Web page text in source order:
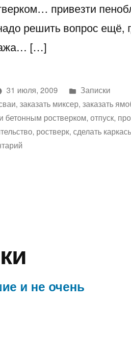
привезти
решить вопрос ещё,
[…]
31 июля, 2009
Написано
в
Записки
,заказать миксер,заказать
бетонным ростверком,отпуск,
, ростверк,сделать
и не очень